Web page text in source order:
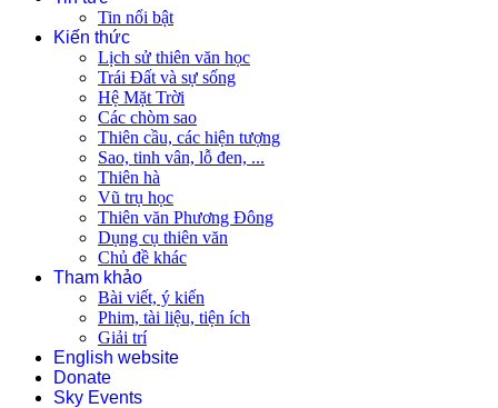
Tin nổi bật
Kiến thức
Lịch sử thiên văn học
Trái Đất và sự sống
Hệ Mặt Trời
Các chòm sao
Thiên cầu, các hiện tượng
Sao, tinh vân, lỗ đen, ...
Thiên hà
Vũ trụ học
Thiên văn Phương Đông
Dụng cụ thiên văn
Chủ đề khác
Tham khảo
Bài viết, ý kiến
Phim, tài liệu, tiện ích
Giải trí
English website
Donate
Sky Events